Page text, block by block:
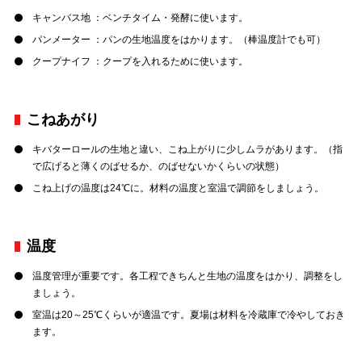
キャンバス地 ：ベンチタイム・発酵に使います。
パンメーター ：パンの生地温度をはかります。（棒温度計でも可）
クープナイフ ：クープを入れるために使います。
こねあがり
キバターロールの生地と違い、こね上がりに少しムラがあります。（指
で広げると薄くのばせるか、のばせないかくらいの状態）
こね上げの温度は24℃に。材料の温度と室温で調節をしましょう。
温度
温度管理が重要です。各工程できちんと生地の温度をはかり、調整をし
ましょう。
室温は20～25℃くらいが適温です。夏場は材料を冷蔵庫で冷やしておき
ます。